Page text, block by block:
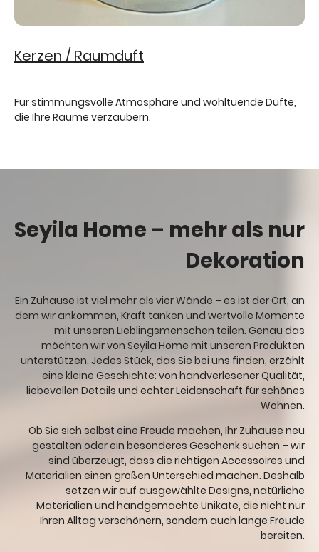
Kerzen / Raumduft
Für stimmungsvolle Atmosphäre und wohltuende Düfte,
die Ihre Räume verzaubern.
Seyila Home – mehr als nur
Dekoration
Ein Zuhause ist viel mehr als vier Wände – es ist der Ort, an
dem wir ankommen, Kraft tanken und wertvolle Momente
mit unseren Lieblingsmenschen teilen. Genau das
möchten wir von Seyila Home mit unseren Produkten
unterstützen. Jedes Stück, das Sie bei uns finden, erzählt
eine kleine Geschichte: von handverlesener Qualität,
liebevollen Details und echter Leidenschaft für schönes
Wohnen.
Ob Sie sich selbst eine Freude machen, Ihr Zuhause neu
gestalten oder ein besonderes Geschenk suchen – wir
sind überzeugt, dass die richtigen Accessoires und
Materialien einen großen Unterschied machen. Deshalb
setzen wir auf ausgewählte Designs, natürliche
Materialien und handgemachte Unikate, die nicht nur
Ihren Alltag verschönern, sondern auch lange Freude
bereiten.